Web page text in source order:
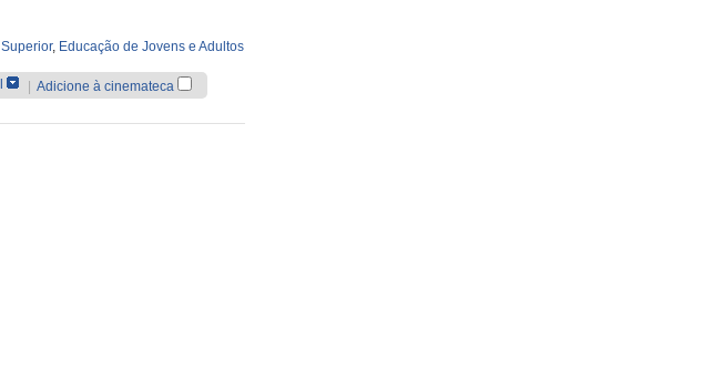
Superior, Educação de Jovens e Adultos
Adicione à cinemateca